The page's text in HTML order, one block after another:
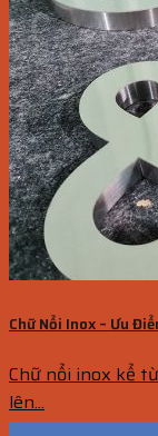
Chữ Nổi Inox – Ưu
Chữ nổi inox kể
lên...